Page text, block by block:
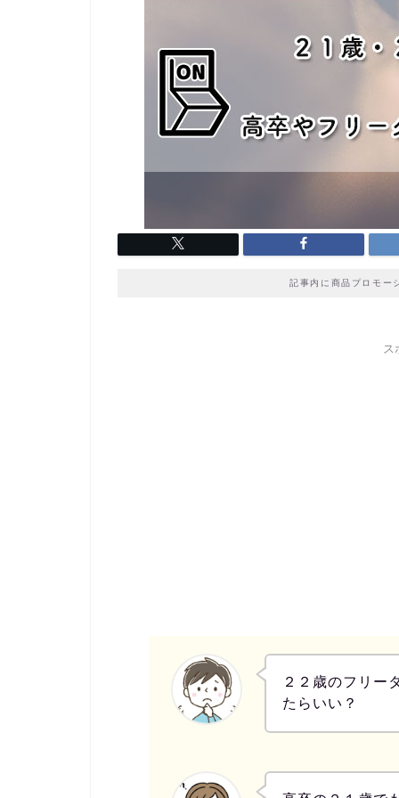
記事内に商品プロモー
ス
２２歳のフリー
たらいい？